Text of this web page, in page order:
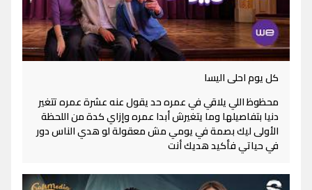
كل يوم احلى اليسا
محظوظ اللي يلاقي في عمره حد يقول عنه عشرة عمره تتغير
دنيا بتفاصيلها وما يتغيرش أبدا عمره وإزاي كدة من اللحظة
الأولى ليك بصمة في يومي مش معقولة لو هدي الناس دور
في حياتي فأكيد هديك أنت